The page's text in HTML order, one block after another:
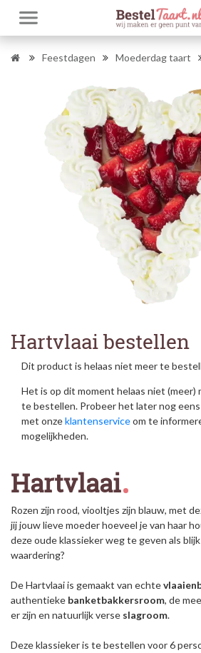
Feestdagen Moederdag taart
Hartvlaai bestellen
Dit product is helaas niet meer te
Het is op dit moment helaas niet (meer)
te bestellen. Probeer het later nog
met onzeklantenserviceom te
mogelijkheden.
Hartvlaai
Rozen zijn rood, viooltjes zijn blauw, met
jij jouw lieve moeder hoeveel je van haar
deze oude klassieker weg te geven als
waardering?
De Hartvlaai is gemaakt van echte
authentieke banketbakkersroom, de
er zijn en natuurlijk verse slagroom.
Deze klassieker is te bestellen voor 6